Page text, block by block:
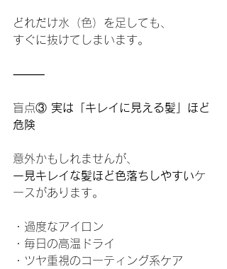
どれだけ水（色）を足しても、
すぐに抜けてしまいます。
⸻
盲点③ 実は「キレイに見える髪」ほど
危険
意外かもしれませんが、
一見キレイな髪ほど色落ちしやすいケ
ースがあります。
・過度なアイロン
・毎日の高温ドライ
・ツヤ重視のコーティング系ケア